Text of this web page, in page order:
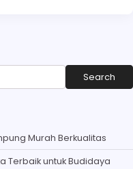
Search
Murah Berkualitas
Terbaik untuk Budidaya